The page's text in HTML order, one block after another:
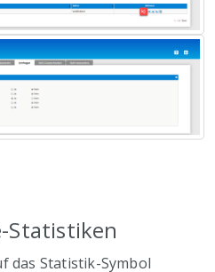
Statistiken
das Statistik-Symbol